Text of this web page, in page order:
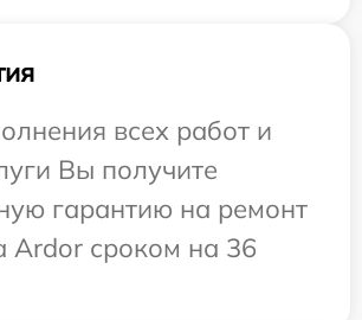
всех работ и
Вы получите
гарантию на ремонт
Ardor сроком на 36